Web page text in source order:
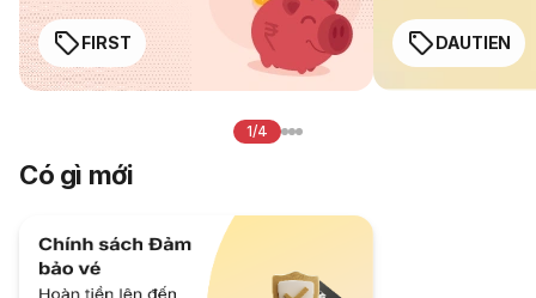
FIRST DAUTIEN
1/4
Có gì mới